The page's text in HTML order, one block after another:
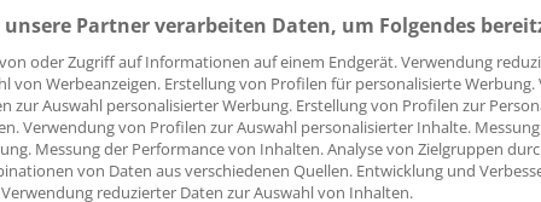
vergessen?
ist mit wenigen Klicks erledigt und kostenlos.
des kostenlosen Login:
Analysen, Hintergründe und Infografiken
Interviews und Praxis-Tipps
Partner verarbeiten Daten, um Folgendes
oder Zugriff auf Informationen auf einem Endgerät. Verwendung
von Werbeanzeigen. Erstellung von Profilen für personalisierte
zur Auswahl personalisierter Werbung. Erstellung von Profilen zur
Verwendung von Profilen zur Auswahl personalisierter Inhalte.
Messung der Performance von Inhalten. Analyse von Zielgruppen
von Daten aus verschiedenen Quellen. Entwicklung und
reduzierter Daten zur Auswahl von Inhalten.